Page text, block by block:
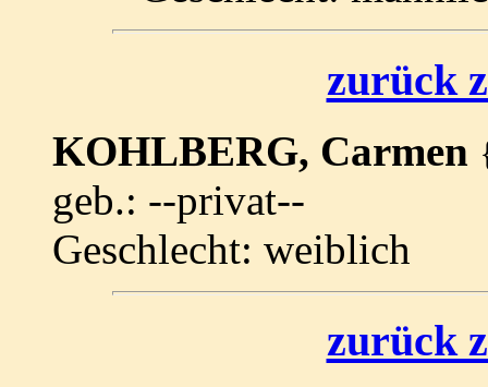
zurück
KOHLBERG, Carmen
geb.: --privat--
Geschlecht: weiblich
zurück